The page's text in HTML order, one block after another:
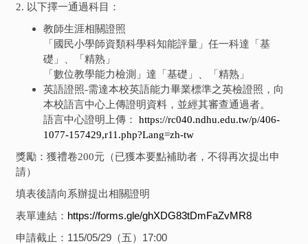
2. 以下擇一通過科目：
教師生涯相關證照
「國民小學師資類科學科知能評量」任一科達「基
礎」、「精熟」
「數位教學能力檢測」達「基礎」、「精熟」
英語證照-需達本校英語能力畢業標準之英檢證照，向
本校語言中心上傳證明資料，並經其審查通過者。
語言中心證明上傳： https://rc040.ndhu.edu.tw/p/406-
1077-157429,r11.php?Lang=zh-tw
獎勵：獲禮卷200元（已獲本要點補助者，不得再次提出申
請）
填表後請向系辦提出相關證明
表單連結： https://forms.gle/ghXDG83tDmFaZvMR8
申請截止：115/05/29（五）17:00